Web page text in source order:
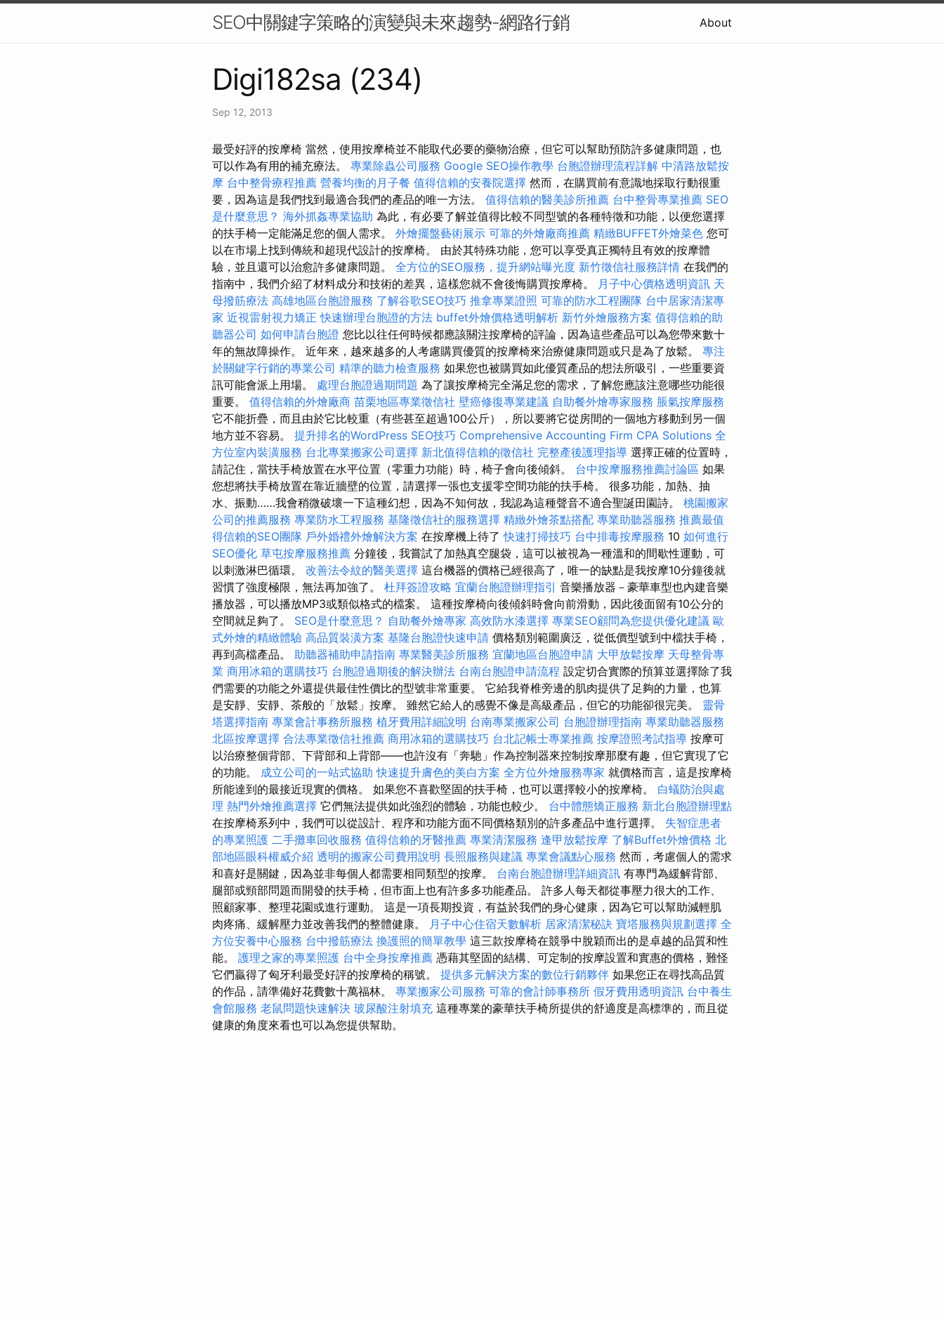
SEO中關鍵字策略的演變與未來趨勢-網路行銷 About
Digi182sa (234)
Sep 12, 2013
最受好評的按摩椅 當然，使用按摩椅並不能取代必要的藥物治療，但它可以幫助預防許多健康問題，也
可以作為有用的補充療法。 專業除蟲公司服務 Google SEO操作教學 台胞證辦理流程詳解 中清路放鬆按
摩 台中整骨療程推薦 營養均衡的月子餐 值得信賴的安養院選擇 然而，在購買前有意識地採取行動很重
要，因為這是我們找到最適合我們的產品的唯一方法。 值得信賴的醫美診所推薦 台中整骨專業推薦 SEO
是什麼意思？ 海外抓姦專業協助 為此，有必要了解並值得比較不同型號的各種特徵和功能，以便您選擇
的扶手椅一定能滿足您的個人需求。 外燴擺盤藝術展示 可靠的外燴廠商推薦 精緻BUFFET外燴菜色 您可
以在市場上找到傳統和超現代設計的按摩椅。 由於其特殊功能，您可以享受真正獨特且有效的按摩體
驗，並且還可以治愈許多健康問題。 全方位的SEO服務，提升網站曝光度 新竹徵信社服務詳情 在我們的
指南中，我們介紹了材料成分和技術的差異，這樣您就不會後悔購買按摩椅。
月子中心價格透明資訊 天
母撥筋療法 高雄地區台胞證服務 了解谷歌SEO技巧 推拿專業證照 可靠的防水工程團隊 台中居家清潔專
家 近視雷射視力矯正 快速辦理台胞證的方法 buffet外燴價格透明解析 新竹外燴服務方案 值得信賴的助
聽器公司 如何申請台胞證 您比以往任何時候都應該關注按摩椅的評論，因為這些產品可以為您帶來數十
年的無故障操作。 近年來，越來越多的人考慮購買優質的按摩椅來治療健康問題或只是為了放鬆。 專注
於關鍵字行銷的專業公司 精準的聽力檢查服務 如果您也被購買如此優質產品的想法所吸引，一些重要資
訊可能會派上用場。 處理台胞證過期問題 為了讓按摩椅完全滿足您的需求，了解您應該注意哪些功能很
重要。 值得信賴的外燴廠商 苗栗地區專業徵信社 壁癌修復專業建議 自助餐外燴專家服務 脹氣按摩服務
它不能折疊，而且由於它比較重（有些甚至超過100公斤），所以要將它從房間的一個地方移動到另一個
地方並不容易。 提升排名的WordPress SEO技巧 Comprehensive Accounting Firm CPA Solutions 全
方位室內裝潢服務 台北專業搬家公司選擇 新北值得信賴的徵信社 完整產後護理指導 選擇正確的位置時，
請記住，當扶手椅放置在水平位置（零重力功能）時，椅子會向後傾斜。 台中按摩服務推薦討論區 如果
您想將扶手椅放置在靠近牆壁的位置，請選擇一張也支援零空間功能的扶手椅。 很多功能，加熱、抽
水、振動……我會稍微破壞一下這種幻想，因為不知何故，我認為這種聲音不適合聖誕田園詩。 桃園搬家
公司的推薦服務 專業防水工程服務 基隆徵信社的服務選擇 精緻外燴茶點搭配 專業助聽器服務 推薦最值
得信賴的SEO團隊 戶外婚禮外燴解決方案 在按摩機上待了快速打掃技巧 台中排毒按摩服務 10 如何進行
SEO優化 草屯按摩服務推薦 分鐘後，我嘗試了加熱真空腿袋，這可以被視為一種溫和的間歇性運動，可
以刺激淋巴循環。 改善法令紋的醫美選擇 這台機器的價格已經很高了，唯一的缺點是我按摩10分鐘後就
習慣了強度極限，無法再加強了。 杜拜簽證攻略 宜蘭台胞證辦理指引 音樂播放器－豪華車型也內建音樂
播放器，可以播放MP3或類似格式的檔案。 這種按摩椅向後傾斜時會向前滑動，因此後面留有10公分的
空間就足夠了。 SEO是什麼意思？ 自助餐外燴專家 高效防水漆選擇 專業SEO顧問為您提供優化建議 歐
式外燴的精緻體驗 高品質裝潢方案 基隆台胞證快速申請 價格類別範圍廣泛，從低價型號到中檔扶手椅，
再到高檔產品。 助聽器補助申請指南 專業醫美診所服務 宜蘭地區台胞證申請 大甲放鬆按摩 天母整骨專
業 商用冰箱的選購技巧 台胞證過期後的解決辦法 台南台胞證申請流程 設定切合實際的預算並選擇除了我
們需要的功能之外還提供最佳性價比的型號非常重要。 它給我脊椎旁邊的肌肉提供了足夠的力量，也算
是安靜、安靜、茶般的「放鬆」按摩。 雖然它給人的感覺不像是高級產品，但它的功能卻很完美。 靈骨
塔選擇指南 專業會計事務所服務 植牙費用詳細說明 台南專業搬家公司 台胞證辦理指南 專業助聽器服務
北區按摩選擇 合法專業徵信社推薦 商用冰箱的選購技巧 台北記帳士專業推薦 按摩證照考試指導 按摩可
以治療整個背部、下背部和上背部——也許沒有「奔馳」作為控制器來控制按摩那麼有趣，但它實現了它
的功能。 成立公司的一站式協助 快速提升膚色的美白方案 全方位外燴服務專家 就價格而言，這是按摩椅
所能達到的最接近現實的價格。 如果您不喜歡堅固的扶手椅，也可以選擇較小的按摩椅。 白蟻防治與處
理 熱門外燴推薦選擇 它們無法提供如此強烈的體驗，功能也較少。 台中體態矯正服務 新北台胞證辦理點
在按摩椅系列中，我們可以從設計、程序和功能方面不同價格類別的許多產品中進行選擇。 失智症患者
的專業照護 二手攤車回收服務 值得信賴的牙醫推薦 專業清潔服務 逢甲放鬆按摩 了解Buffet外燴價格 北
部地區眼科權威介紹 透明的搬家公司費用說明 長照服務與建議 專業會議點心服務 然而，考慮個人的需求
和喜好是關鍵，因為並非每個人都需要相同類型的按摩。 台南台胞證辦理詳細資訊 有專門為緩解背部、
腿部或頸部問題而開發的扶手椅，但市面上也有許多多功能產品。 許多人每天都從事壓力很大的工作、
照顧家事、整理花園或進行運動。 這是一項長期投資，有益於我們的身心健康，因為它可以幫助減輕肌
肉疼痛、緩解壓力並改善我們的整體健康。
月子中心住宿天數解析 居家清潔秘訣 寶塔服務與規劃選擇 全
方位安養中心服務 台中撥筋療法 換護照的簡單教學 這三款按摩椅在競爭中脫穎而出的是卓越的品質和性
能。 護理之家的專業照護 台中全身按摩推薦 憑藉其堅固的結構、可定制的按摩設置和實惠的價格，難怪
它們贏得了匈牙利最受好評的按摩椅的稱號。 提供多元解決方案的數位行銷夥伴 如果您正在尋找高品質
的作品，請準備好花費數十萬福林。 專業搬家公司服務 可靠的會計師事務所 假牙費用透明資訊 台中養生
會館服務 老鼠問題快速解決 玻尿酸注射填充 這種專業的豪華扶手椅所提供的舒適度是高標準的，而且從
健康的角度來看也可以為您提供幫助。